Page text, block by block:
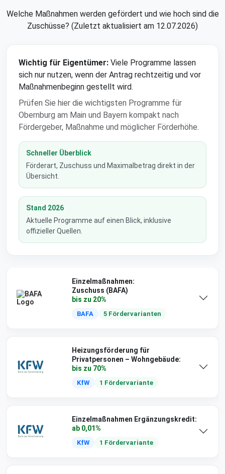
Welche Maßnahmen werden gefördert und wie hoch sind die
Zuschüsse? (Zuletzt aktualisiert am 12.07.2026)
Wichtig für Eigentümer: Viele Programme lassen
sich nur nutzen, wenn der Antrag rechtzeitig und vor
Maßnahmenbeginn gestellt wird.
Prüfen Sie hier die wichtigsten Programme für
Obernburg am Main und Bayern kompakt nach
Fördergeber, Maßnahme und möglicher Förderhöhe.
Schneller Überblick
Förderart, Zuschuss und Maximalbetrag direkt in der
Übersicht.
Stand 2026
Aktuelle Programme auf einen Blick, inklusive
offizieller Quellen.
Einzelmaßnahmen:
Zuschuss (BAFA)
bis zu 20%
BAFA 5 Fördervarianten
Heizungsförderung für
Privatpersonen – Wohngebäude:
bis zu 70%
KfW 1 Fördervariante
Einzelmaßnahmen Ergänzungskredit:
ab 0,01%
KfW 1 Fördervariante